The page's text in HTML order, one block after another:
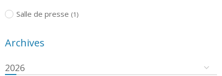
Salle de presse (1)
Archives
2026